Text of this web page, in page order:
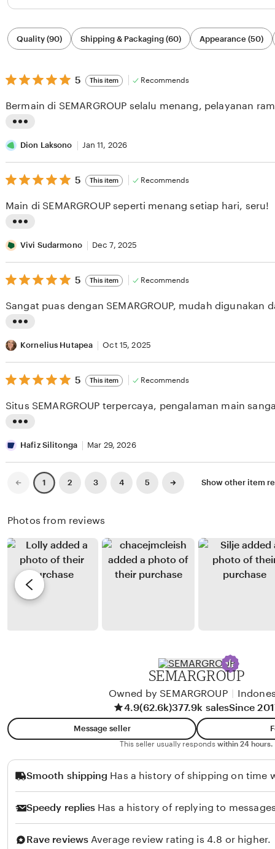
Filter
by
category
Quality (90) Shipping & Packaging (60) Appearance (50)
5
out
5
stars
5 This item Recommends
i
s
t
n
r
e
v
e
b
y
D
o
L
a
n
Bermain di SEMARGROUP selalu menang, pelayanan
Dion Laksono Jan 11, 2026
5
out
5
stars
5 This item Recommends
i
s
t
n
r
e
v
e
b
y
i
u
d
a
Main di SEMARGROUP seperti menang setiap hari, seru!
Vivi Sudarmono Dec 7, 2025
5
out
5
stars
5 This item Recommends
i
s
t
n
r
e
y
K
o
u
t
a
p
e
a
Sangat puas dengan SEMARGROUP, mudah digunakan
Kornelius Hutapea Oct 15, 2025
5
out
5
stars
5 This item Recommends
i
s
e
i
S
i
l
i
t
o
Situs SEMARGROUP terpercaya, pengalaman main
Hafiz Silitonga Mar 29, 2026
Previous
page
1 2 3 4 5
Next
page
Show other item
Photos from reviews
SEMARGROUP
Owned by SEMARGROUP
4.9(62.6k)377.9k salesSince
Message seller
This seller usually responds within 24 hours.
Smooth shipping Has a history of shipping on time
Speedy replies Has a history of replying to
Rave reviews Average review rating is 4.8 or higher.